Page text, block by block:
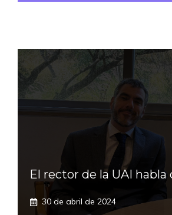
El rector de la UAI habla
30 de abril de 2024